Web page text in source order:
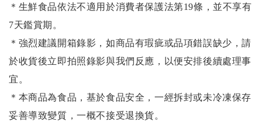
＊生鮮食品依法不適用於消費者保護法第19條，並不享有
7天鑑賞期。
＊強烈建議開箱錄影，如商品有瑕疵或品項錯誤缺少，請
於收貨後立即拍照錄影與我們反應，以便安排後續處理事
宜。
＊本商品為食品，基於食品安全，一經拆封或未冷凍保存
妥善導致變質，一概不接受退換貨。